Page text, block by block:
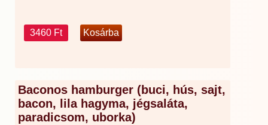
3460 Ft
Baconos hamburger (buci, hús, sajt,
bacon, lila hagyma, jégsaláta,
paradicsom, uborka)